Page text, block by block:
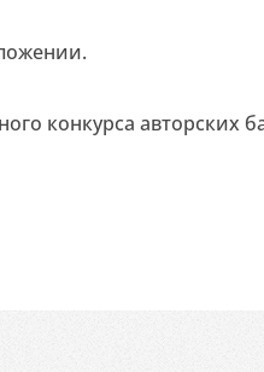
конкурса авторских